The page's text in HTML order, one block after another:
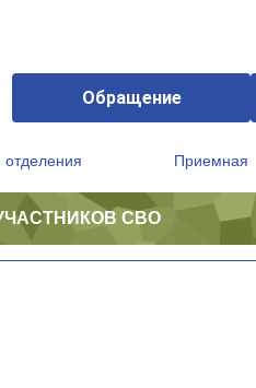
Обращение
Приемная
СВО